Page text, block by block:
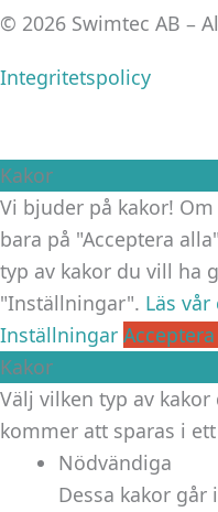
© 2026 Swimtec AB –
Integritetspolicy
Kakor
Vi bjuder på kakor!
bara på "Acceptera
typ av kakor du vill ha
"Inställningar". Läs
Inställningar
Kakor
Välj vilken typ av
kommer att sparas i ett
Nödvändiga
Dessa kakor går